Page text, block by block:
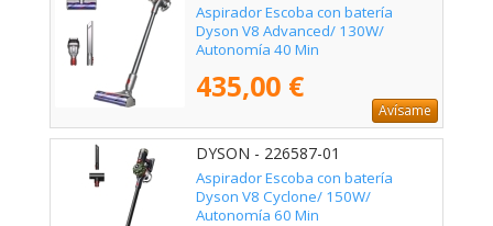
Aspirador Escoba con batería
Dyson V8 Advanced/ 130W/
Autonomía 40 Min
435,00 €
Avísame
DYSON - 226587-01
Aspirador Escoba con batería
Dyson V8 Cyclone/ 150W/
Autonomía 60 Min